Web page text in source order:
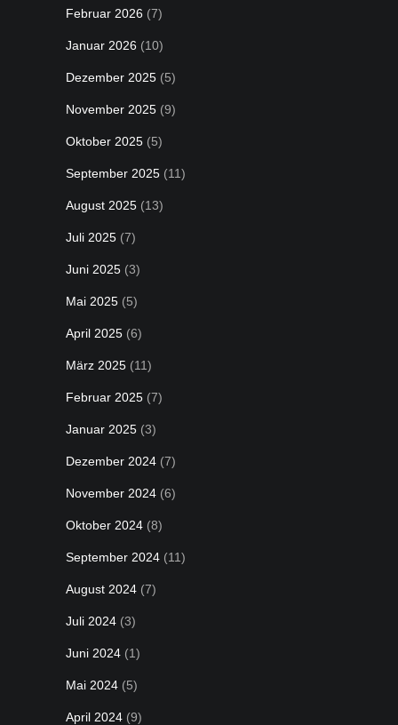
Februar 2026 (7)
Januar 2026 (10)
Dezember 2025 (5)
November 2025 (9)
Oktober 2025 (5)
September 2025 (11)
August 2025 (13)
Juli 2025 (7)
Juni 2025 (3)
Mai 2025 (5)
April 2025 (6)
März 2025 (11)
Februar 2025 (7)
Januar 2025 (3)
Dezember 2024 (7)
November 2024 (6)
Oktober 2024 (8)
September 2024 (11)
August 2024 (7)
Juli 2024 (3)
Juni 2024 (1)
Mai 2024 (5)
April 2024 (9)